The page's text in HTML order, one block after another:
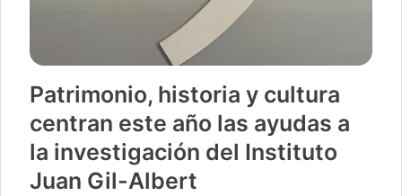
Patrimonio, historia y cultura
centran este año las ayudas a
la investigación del Instituto
Juan Gil-Albert